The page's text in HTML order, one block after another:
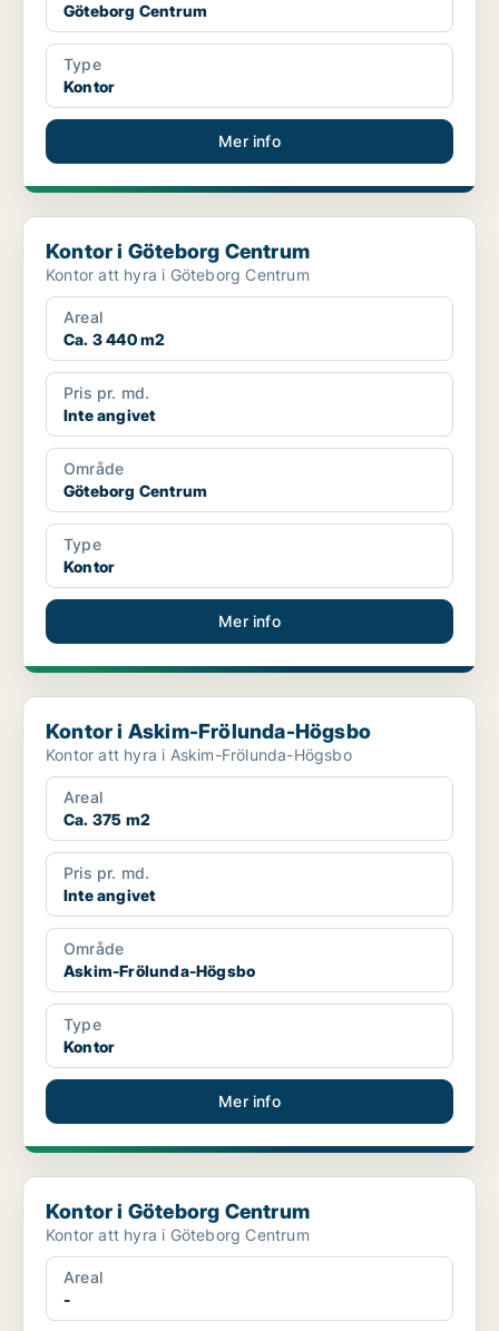
Göteborg Centrum
Type
Kontor
Mer info
Kontor i Göteborg Centrum
Kontor i Göteborg Centrum
Kontor att hyra i Göteborg Centrum
Areal
Ca. 3 440 m2
Pris pr. md.
Inte angivet
Område
Göteborg Centrum
Type
Kontor
Mer info
Kontor i Askim-Frölunda-Högsbo
Kontor i Askim-Frölunda-Högsbo
Kontor att hyra i Askim-Frölunda-Högsbo
Areal
Ca. 375 m2
Pris pr. md.
Inte angivet
Område
Askim-Frölunda-Högsbo
Type
Kontor
Mer info
Kontor i Göteborg Centrum
Kontor i Göteborg Centrum
Kontor att hyra i Göteborg Centrum
Areal
-